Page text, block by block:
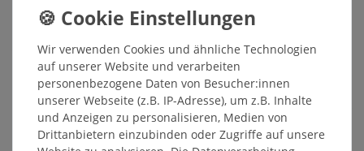
Inhalt250Milliliter
Grundpreis14,20 € / Liter
Sofort versandfertig, Lieferzeit 48h
In den Warenkorb
Wunschliste
Wir verwenden Cookies und ähnliche Technologien
auf unserer Website und verarbeiten
personenbezogene Daten von Besucher:innen
unserer Webseite (z.B. IP-Adresse), um z.B. Inhalte
und Anzeigen zu personalisieren, Medien von
Drittanbietern einzubinden oder Zugriffe auf unsere